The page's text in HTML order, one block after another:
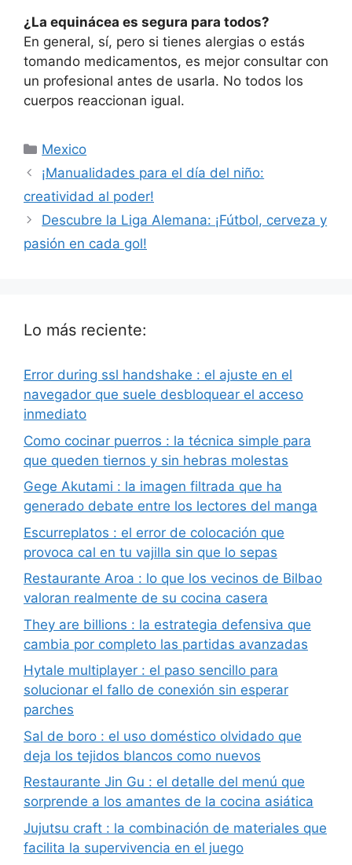
¿La equinácea es segura para todos?
En general, sí, pero si tienes alergias o estás
tomando medicamentos, es mejor consultar con
un profesional antes de usarla. No todos los
cuerpos reaccionan igual.
Categorías
Mexico
¡Manualidades para el día del niño:
creatividad al poder!
Descubre la Liga Alemana: ¡Fútbol, cerveza y
pasión en cada gol!
Lo más reciente:
Error during ssl handshake : el ajuste en el
navegador que suele desbloquear el acceso
inmediato
Como cocinar puerros : la técnica simple para
que queden tiernos y sin hebras molestas
Gege Akutami : la imagen filtrada que ha
generado debate entre los lectores del manga
Escurreplatos : el error de colocación que
provoca cal en tu vajilla sin que lo sepas
Restaurante Aroa : lo que los vecinos de Bilbao
valoran realmente de su cocina casera
They are billions : la estrategia defensiva que
cambia por completo las partidas avanzadas
Hytale multiplayer : el paso sencillo para
solucionar el fallo de conexión sin esperar
parches
Sal de boro : el uso doméstico olvidado que
deja los tejidos blancos como nuevos
Restaurante Jin Gu : el detalle del menú que
sorprende a los amantes de la cocina asiática
Jujutsu craft : la combinación de materiales que
facilita la supervivencia en el juego